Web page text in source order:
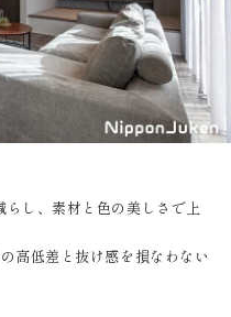
し、素材と色の美しさで上
高低差と抜け感を損なわない